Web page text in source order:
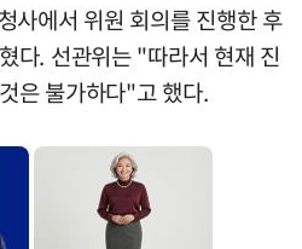
사에서 위원 회의를 진행한 후
다. 선관위는 "따라서 현재 진
은 불가하다"고 했다.